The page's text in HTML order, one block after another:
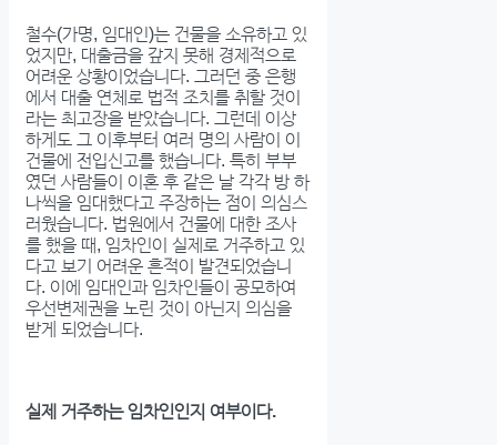
철수(가명, 임대인)는 건물을 소유하고 있
었지만, 대출금을 갚지 못해 경제적으로
어려운 상황이었습니다. 그러던 중 은행
에서 대출 연체로 법적 조치를 취할 것이
라는 최고장을 받았습니다. 그런데 이상
하게도 그 이후부터 여러 명의 사람이 이
건물에 전입신고를 했습니다. 특히 부부
였던 사람들이 이혼 후 같은 날 각각 방 하
나씩을 임대했다고 주장하는 점이 의심스
러웠습니다. 법원에서 건물에 대한 조사
를 했을 때, 임차인이 실제로 거주하고 있
다고 보기 어려운 흔적이 발견되었습니
다. 이에 임대인과 임차인들이 공모하여
우선변제권을 노린 것이 아닌지 의심을
받게 되었습니다.
실제 거주하는 임차인인지 여부이다.